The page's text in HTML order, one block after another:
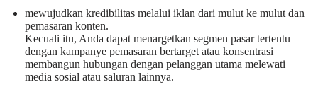
mewujudkan kredibilitas melalui iklan dari mulut ke mulut dan
pemasaran konten.
Kecuali itu, Anda dapat menargetkan segmen pasar tertentu
dengan kampanye pemasaran bertarget atau konsentrasi
membangun hubungan dengan pelanggan utama melewati
media sosial atau saluran lainnya.